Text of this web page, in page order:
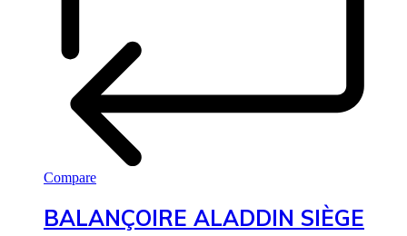
Compare
BALANÇOIRE ALADDIN SIÈGE